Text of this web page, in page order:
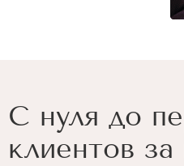
С нуля до
клиентов